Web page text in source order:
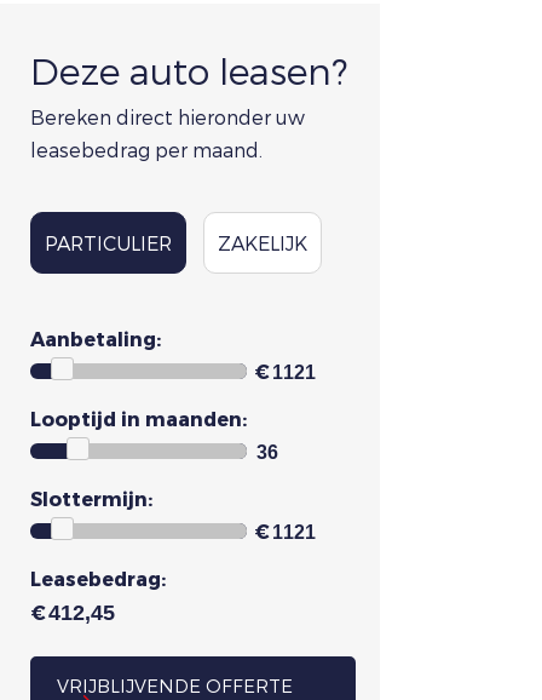
Deze auto leasen?
Bereken direct hieronder uw
leasebedrag per maand.
PARTICULIER ZAKELIJK
Aanbetaling:
€
Looptijd in maanden:
Slottermijn:
€
Leasebedrag:
€
VRIJBLIJVENDE OFFERTE